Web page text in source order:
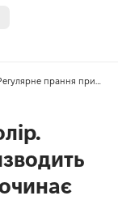
що тканина починає мати вицвілий вигляд